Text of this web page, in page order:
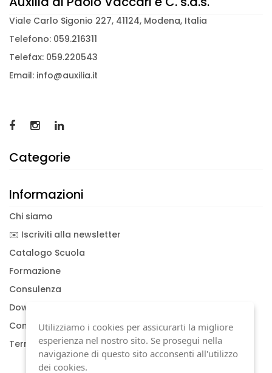
Viale Carlo Sigonio 227, 41124, Modena, Italia
Telefono: 059.216311
Telefax: 059.220543
Email: info@auxilia.it
Categorie
Informazioni
Chi siamo
✉️ Iscriviti alla newsletter
Catalogo Scuola
Formazione
Consulenza
Download documenti
Condizioni generali
Termini di garanzia
Utilizziamo i cookies per assicurarti la migliore
esperienza nel nostro sito. Se prosegui nella
navigazione di questo sito acconsenti all'utilizzo
dei cookies.